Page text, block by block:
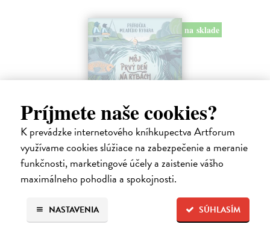
Príjmete naše cookies?
K prevádzke internetového kníhkupectva Artforum
využívame cookies slúžiace na zabezpečenie a meranie
funkčnosti, marketingové účely a zaistenie vášho
maximálneho pohodlia a spokojnosti.
SÚHLASÍM
NASTAVENIA
na sklade
Môj prvý deň na rybách
Millard Will| Kniha
V bohato ilustrovanej príručke nájdu mladí záujemcovia všetky
dôležité informácie, ktoré budú potrebovať, kým sa vydajú na svoju
prvú rybačku. Autor knihy Will Millard, skúsený rybár, cestovateľ a
moderátor…
Na sklade